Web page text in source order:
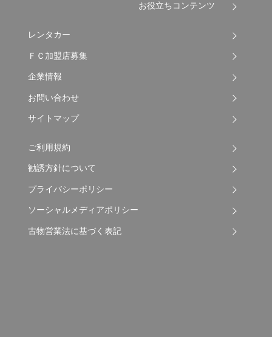
お役立ちコンテンツ
レンタカー
ＦＣ加盟店募集
企業情報
お問い合わせ
サイトマップ
ご利用規約
勧誘方針について
プライバシーポリシー
ソーシャルメディアポリシー
古物営業法に基づく表記